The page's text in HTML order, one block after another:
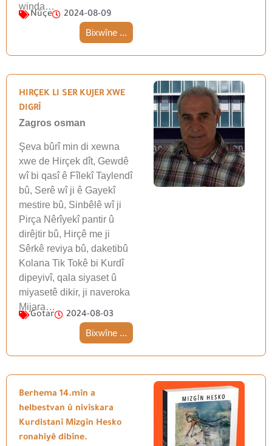
winda…
Nûçe 2024-08-09
Bixwîne ...
HIRÇEK LI SER KUJER XWE
DIGRÎ
Zagros osman
Şeva bûrî min di xewna
xwe de Hirçek dît, Gewdê
wî bi qasî ê Fîlekî Taylendî
bû, Serê wî ji ê Gayekî
mestire bû, Sinbêlê wî ji
Pirça Nêrîyekî pantir û
dirêjtir bû, Hirçê me ji
Sêrkê reviya bû, daketibû
Kolana Tik Tokê bi Kurdî
dipeyivî, qala siyaset û
miyasetê dikir, ji naveroka
Mijara…
Gotar 2024-08-03
Bixwîne ...
Berhema 14.mîn a
helbestvan û nivîskara
Kurdistanî Mizgîn Hesko
ronahiyê dibîne.